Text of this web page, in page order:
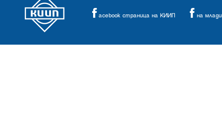
acebook страница на КИИП на